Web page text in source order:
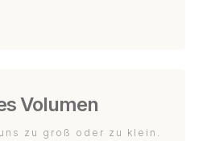
Volumen
zu groß oder zu klein.